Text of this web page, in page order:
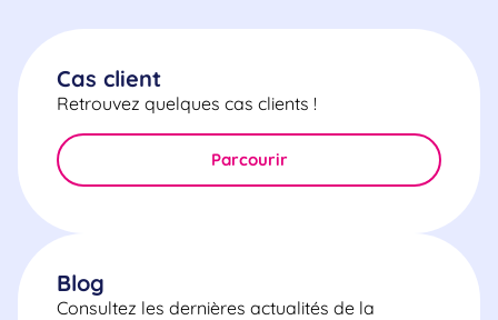
Cas client
Retrouvez quelques cas clients !
Parcourir
Blog
Consultez les dernières actualités de la